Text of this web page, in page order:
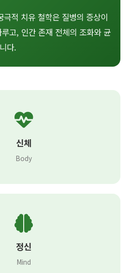
적 치유 철학은 질병의 증상이
고, 인간 존재 전체의 조화와 균
다.
신체
Body
정신
Mind